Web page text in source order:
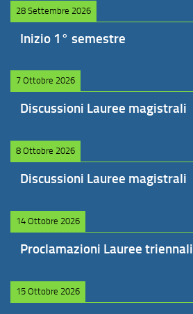
28 Settembre 2026
Inizio 1° semestre
7 Ottobre 2026
Discussioni Lauree magistrali
8 Ottobre 2026
Discussioni Lauree magistrali
14 Ottobre 2026
Proclamazioni Lauree triennali
15 Ottobre 2026